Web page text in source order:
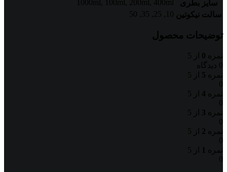
سایز بطری 1000ml 100ml 200ml
400ml
سالت نیکوتین 10
25
35
50
توضیحات محصول
نمره 0 از 5
0 دیدگاه
نمره 5
از 5
0
نمره 4 از 5
0
نمره 3
از 5
0
نمره 2 از 5
0
نمره 1
از 5
0